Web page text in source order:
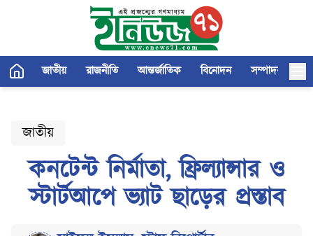
জাতীয় রাজনীতি আন্তর্জাতিক বিনোদন সম্পাদকীয়
জাতীয়
কনটেন্ট নির্মাতা, ফ্রিল্যান্সার ও
স্টার্টআপে ভ্যাট ছাড়ের প্রস্তাব